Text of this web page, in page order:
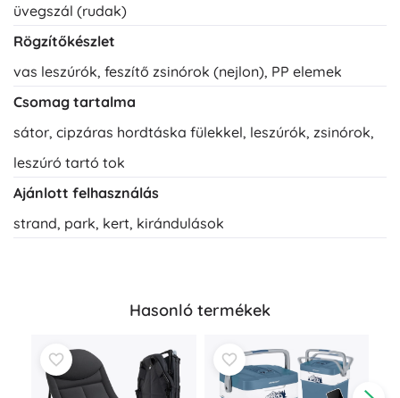
üvegszál (rudak)
Rögzítőkészlet
vas leszúrók, feszítő zsinórok (nejlon), PP elemek
Csomag tartalma
sátor, cipzáras hordtáska fülekkel, leszúrók, zsinórok,
leszúró tartó tok
Ajánlott felhasználás
strand, park, kert, kirándulások
Hasonló termékek